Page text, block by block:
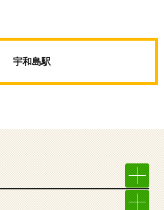
宇和島駅